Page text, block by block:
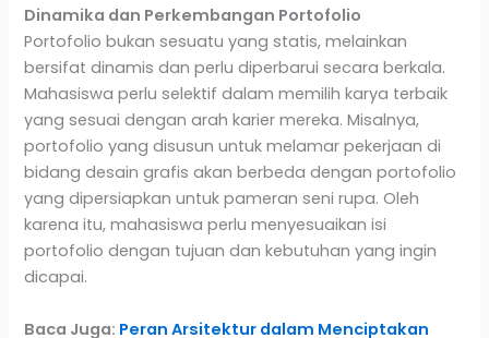
Dinamika dan Perkembangan Portofolio
Portofolio bukan sesuatu yang statis, melainkan
bersifat dinamis dan perlu diperbarui secara berkala.
Mahasiswa perlu selektif dalam memilih karya terbaik
yang sesuai dengan arah karier mereka. Misalnya,
portofolio yang disusun untuk melamar pekerjaan di
bidang desain grafis akan berbeda dengan portofolio
yang dipersiapkan untuk pameran seni rupa. Oleh
karena itu, mahasiswa perlu menyesuaikan isi
portofolio dengan tujuan dan kebutuhan yang ingin
dicapai.
Baca Juga: Peran Arsitektur dalam Menciptakan